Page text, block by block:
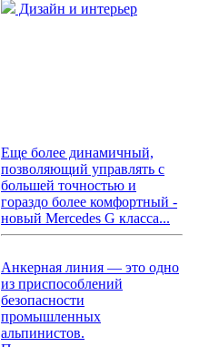
Дизайн и интерьер
Еще более динамичный,
позволяющий управлять с
большей точностью и
гораздо более комфортный -
новый Mercedes G класса...
Анкерная линия — это одно
из приспособлений
безопасности
промышленных
альпинистов.